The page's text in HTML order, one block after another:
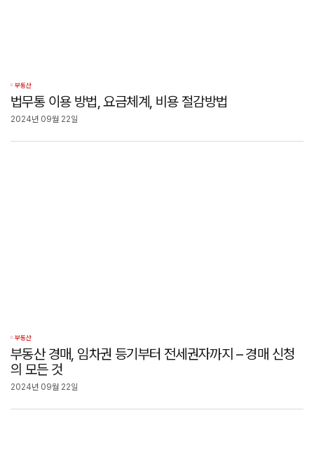
부동산
법무통 이용 방법, 요금체계, 비용 절감방법
2024년 09월 22일
부동산
부동산 경매, 임차권 등기부터 전세권자까지 – 경매 신청
의 모든 것
2024년 09월 22일